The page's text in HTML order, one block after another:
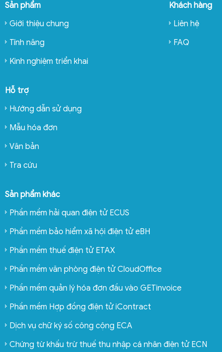
Sản phẩm
Giới thiệu chung
Tính năng
Kinh nghiệm triển khai
Khách hàng
Liên hệ
FAQ
Hỗ trợ
Hướng dẫn sử dụng
Mẫu hóa đơn
Văn bản
Tra cứu
Sản phẩm khác
Phần mềm hải quan điện tử ECUS
Phần mềm bảo hiểm xã hội điện tử eBH
Phần mềm thuế điện tử ETAX
Phần mềm văn phòng điện tử CloudOffice
Phần mềm quản lý hóa đơn đầu vào GETinvoice
Phần mềm Hợp đồng điện tử iContract
Dịch vụ chữ ký số công cộng ECA
Chứng từ khấu trừ thuế thu nhập cá nhân điện tử ECN